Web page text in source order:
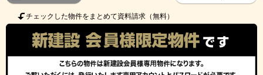
チェックした物件をまとめて資料請求（無料）